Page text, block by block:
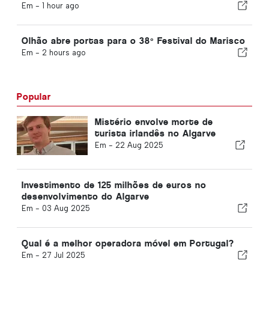
Em - 1 hour ago
Olhão abre portas para o 38º Festival do Marisco
Em - 2 hours ago
Popular
Mistério envolve morte de
turista irlandês no Algarve
Em - 22 Aug 2025
Investimento de 125 milhões de euros no
desenvolvimento do Algarve
Em - 03 Aug 2025
Qual é a melhor operadora móvel em Portugal?
Em - 27 Jul 2025